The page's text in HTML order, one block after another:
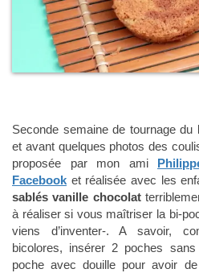
Seconde semaine de tournage du
et avant quelques photos des
proposée par mon ami
Facebook et réalisée avec les
sablés vanille chocolat
à réaliser si vous maîtriser la bi-
viens d’inventer-. A savoir,
bicolores, insérer 2 poches
poche avec douille pour avoir